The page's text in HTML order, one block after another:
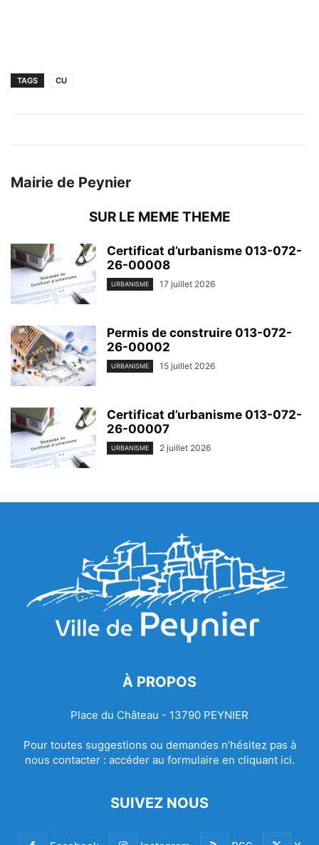
TAGS CU
Mairie de Peynier
SUR LE MEME THEME
Certificat d’urbanisme 013-072-
26-00008
URBANISME 17 juillet 2026
Permis de construire 013-072-
26-00002
URBANISME 15 juillet 2026
Certificat d’urbanisme 013-072-
26-00007
URBANISME 2 juillet 2026
À PROPOS
Place du Château - 13790 PEYNIER
Pour toutes suggestions ou demandes n’hésitez pas à
nous contacter : accéder au formulaire en cliquant ici.
SUIVEZ NOUS